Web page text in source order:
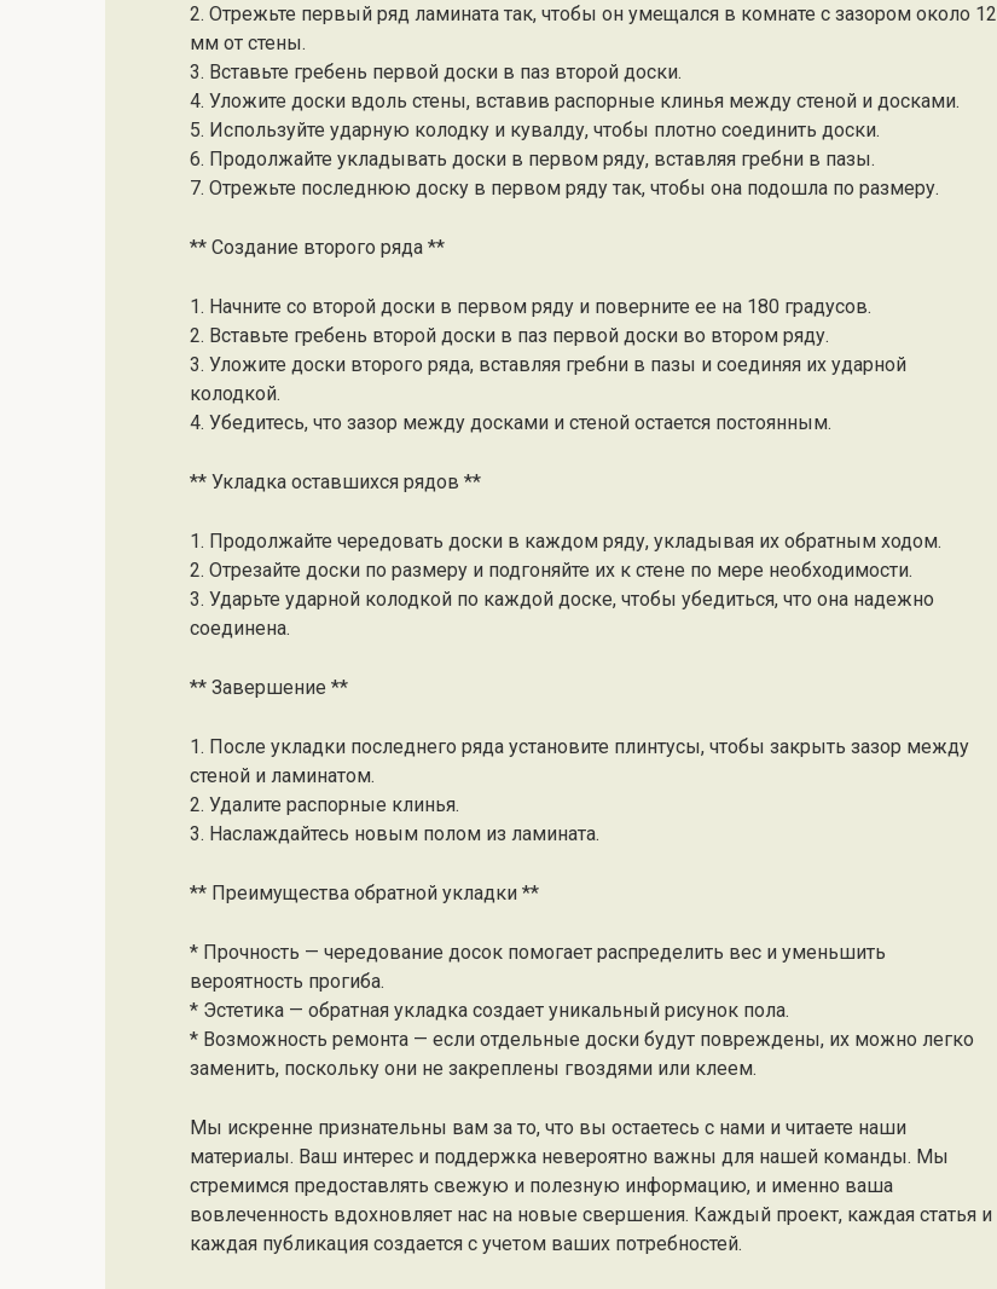
2. Отрежьте первый ряд ламината так, чтобы он умещался в комнате с зазором около 12
мм от стены.
3. Вставьте гребень первой доски в паз второй доски.
4. Уложите доски вдоль стены, вставив распорные клинья между стеной и досками.
5. Используйте ударную колодку и кувалду, чтобы плотно соединить доски.
6. Продолжайте укладывать доски в первом ряду, вставляя гребни в пазы.
7. Отрежьте последнюю доску в первом ряду так, чтобы она подошла по размеру.
** Создание второго ряда **
1. Начните со второй доски в первом ряду и поверните ее на 180 градусов.
2. Вставьте гребень второй доски в паз первой доски во втором ряду.
3. Уложите доски второго ряда, вставляя гребни в пазы и соединяя их ударной
колодкой.
4. Убедитесь, что зазор между досками и стеной остается постоянным.
** Укладка оставшихся рядов **
1. Продолжайте чередовать доски в каждом ряду, укладывая их обратным ходом.
2. Отрезайте доски по размеру и подгоняйте их к стене по мере необходимости.
3. Ударьте ударной колодкой по каждой доске, чтобы убедиться, что она надежно
соединена.
** Завершение **
1. После укладки последнего ряда установите плинтусы, чтобы закрыть зазор между
стеной и ламинатом.
2. Удалите распорные клинья.
3. Наслаждайтесь новым полом из ламината.
** Преимущества обратной укладки **
* Прочность — чередование досок помогает распределить вес и уменьшить
вероятность прогиба.
* Эстетика — обратная укладка создает уникальный рисунок пола.
* Возможность ремонта — если отдельные доски будут повреждены, их можно легко
заменить, поскольку они не закреплены гвоздями или клеем.
Мы искренне признательны вам за то, что вы остаетесь с нами и читаете наши
материалы. Ваш интерес и поддержка невероятно важны для нашей команды. Мы
стремимся предоставлять свежую и полезную информацию, и именно ваша
вовлеченность вдохновляет нас на новые свершения. Каждый проект, каждая статья и
каждая публикация создается с учетом ваших потребностей.